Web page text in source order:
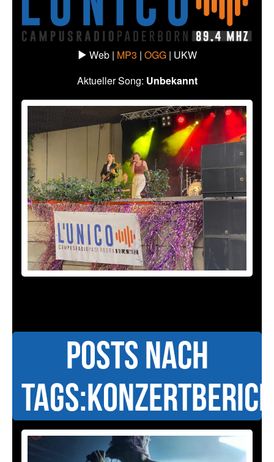
Web | MP3 | OGG | UKW
Aktueller Song: Unbekannt
Posts nach